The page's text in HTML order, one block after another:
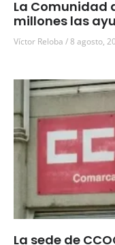
La Comunidad
millones las
Víctor Reloba 8 agosto,
La sede de